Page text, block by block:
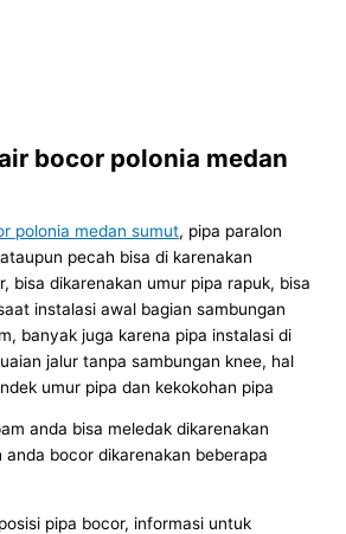
bocor polonia medan
polonia medan sumut, pipa paralon
pecah bisa di karenakan
bisa dikarenakan umur pipa rapuk, bisa
instalasi awal bagian sambungan
banyak juga karena pipa instalasi di
jalur tanpa sambungan knee, hal
umur pipa dan kekokohan pipa
anda bisa meledak dikarenakan
anda bocor dikarenakan beberapa
pipa bocor, informasi untuk